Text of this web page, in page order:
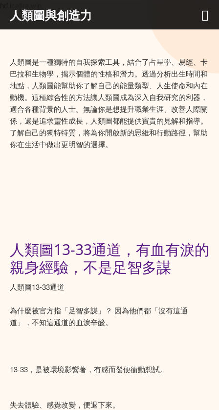
人類圖與創造力
人類圖是一種獨特的自我探索工具，結合了占星學、易經、卡
巴拉和生物學，揭示個體的性格和潛力。透過分析出生時間和
地點，人類圖能幫助你了解自己的能量類型、人生使命和內在
動機。這種綜合性的方法讓人類圖成為深入自我研究的利器，
適合各種背景的人士。無論你是想提升職業生涯、改善人際關
係，還是追求靈性成長，人類圖都能提供寶貴的見解和指導。
了解自己的獨特特質，將為你開啟新的思維和行動路徑，幫助
你在生活中做出更明智的選擇。
人類圖13-33通道，有血有淚的
親身經驗，不是足智多謀
人類圖13-33通道
為什麼被官方指「足智多謀」？ 因為他們都「沒有這通
道」，不知這通道的血淚辛酸。
13-33，是被環境影響著，有感而發便衝動想試。
失去體驗、感覺改變，便退下來。